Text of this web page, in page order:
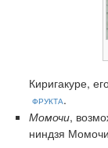
Киригакуре,
фрукта.
Момочи,
ниндзя